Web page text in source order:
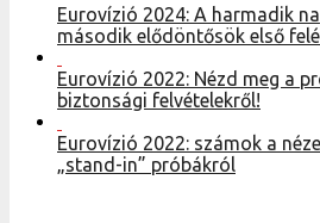
Eurovízió 2024: A harmadik
második elődöntősök első
Eurovízió 2022: Nézd meg a
biztonsági felvételekről!
Eurovízió 2022: számok a
„stand-in” próbákról